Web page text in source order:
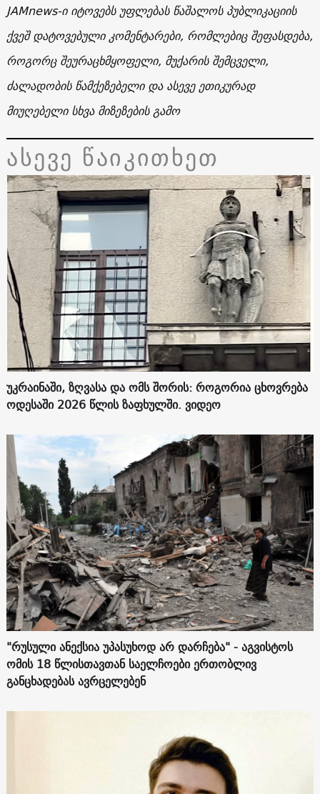
JAMnews-ი იტოვებს უფლებას წაშალოს პუბლიკაციის
ქვეშ დატოვებული კომენტარები, რომლებიც შეფასდება,
როგორც შეურაცხმყოფელი, მუქარის შემცველი,
ძალადობის წამქეზებელი და ასევე ეთიკურად
მიუღებელი სხვა მიზეზების გამო
ასევე წაიკითხეთ
უკრაინაში, ზღვასა და ომს შორის: როგორია ცხოვრება
ოდესაში 2026 წლის ზაფხულში. ვიდეო
"რუსული ანექსია უპასუხოდ არ დარჩება" - აგვისტოს
ომის 18 წლისთავთან საელჩოები ერთობლივ
განცხადებას ავრცელებენ